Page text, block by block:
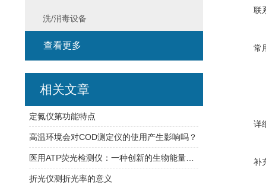
联
常
详
补
洗/消毒设备
查看更多
相关文章
定氮仪第功能特点
高温环境会对COD测定仪的使用产生影响吗？
折光仪测折光率的意义